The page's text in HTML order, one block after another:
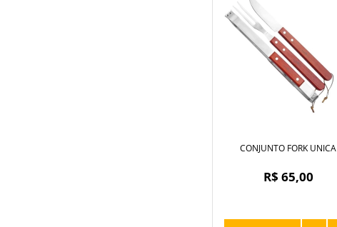
CONJUNTO FORK UNICA
R$ 65,00